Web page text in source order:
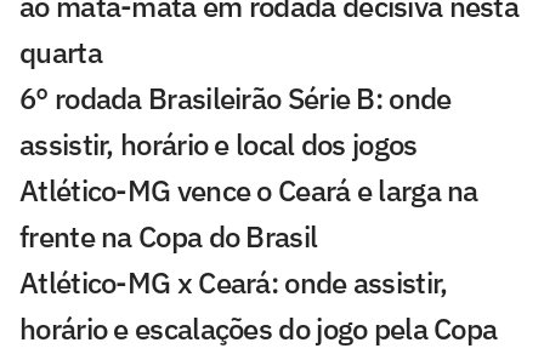
quarta
6° rodada Brasileirão Série B: onde
assistir, horário e local dos jogos
Atlético-MG vence o Ceará e larga na
frente na Copa do Brasil
Atlético-MG x Ceará: onde assistir,
horário e escalações do jogo pela Copa